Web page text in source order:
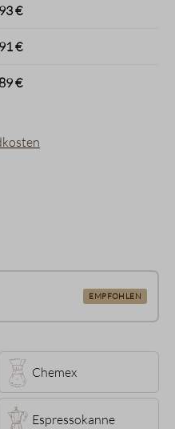
€
€
€
EMPFOHLEN
Chemex
Espressokanne